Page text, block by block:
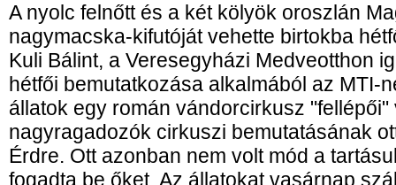
A nyolc felnőtt és a két kölyök oroszlán
nagymacska-kifutóját vehette birtokba
Kuli Bálint, a Veresegyházi Medveotthon
hétfői bemutatkozása alkalmából az MTI-
állatok egy román vándorcirkusz "fellépői"
nagyragadozók cirkuszi bemutatásának
Érdre. Ott azonban nem volt mód a
fogadta be őket. Az állatokat vasárnap